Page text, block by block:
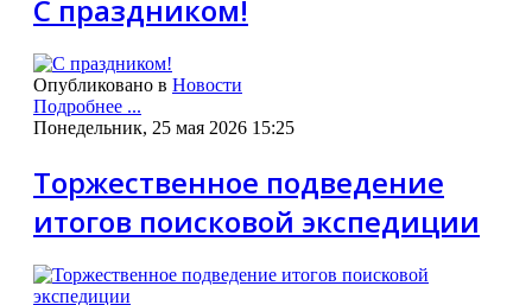
С праздником!
Опубликовано в Новости
Подробнее ...
Понедельник, 25 мая 2026 15:25
Торжественное подведение
итогов поисковой экспедиции